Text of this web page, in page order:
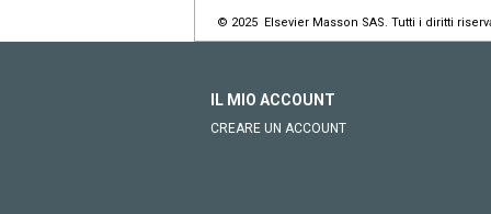
© 2025 Elsevier Masson SAS. Tutti i diritti
IL MIO ACCOUNT
CREARE UN ACCOUNT